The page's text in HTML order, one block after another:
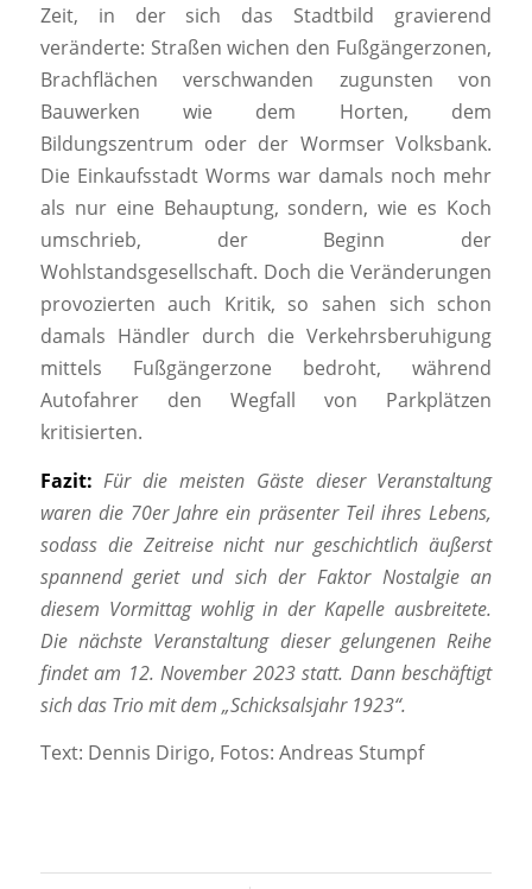
Zeit, in der sich das Stadtbild gravierend
veränderte: Straßen wichen den Fußgängerzonen,
Brachflächen verschwanden zugunsten von
Bauwerken wie dem Horten, dem
Bildungszentrum oder der Wormser Volksbank.
Die Einkaufsstadt Worms war damals noch mehr
als nur eine Behauptung, sondern, wie es Koch
umschrieb, der Beginn der
Wohlstandsgesellschaft. Doch die Veränderungen
provozierten auch Kritik, so sahen sich schon
damals Händler durch die Verkehrsberuhigung
mittels Fußgängerzone bedroht, während
Autofahrer den Wegfall von Parkplätzen
kritisierten.
Fazit:Für die meisten Gäste dieser Veranstaltung
waren die 70er Jahre ein präsenter Teil ihres Lebens,
sodass die Zeitreise nicht nur geschichtlich äußerst
spannend geriet und sich der Faktor Nostalgie an
diesem Vormittag wohlig in der Kapelle ausbreitete.
Die nächste Veranstaltung dieser gelungenen Reihe
findet am 12. November 2023 statt. Dann beschäftigt
sich das Trio mit dem „Schicksalsjahr 1923“.
Text: Dennis Dirigo, Fotos: Andreas Stumpf